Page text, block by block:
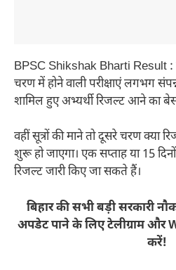
BPSC Shikshak Bharti Result :
चरण में होने वाली परीक्षाएं लगभग
शामिल हुए अभ्यर्थी रिजल्ट आने का
वहीं सूत्रों की माने तो दूसरे चरण
शुरू हो जाएगा। एक सप्ताह या 15
रिजल्ट जारी किए जा सकते हैं।
बिहार की सभी बड़ी सरकारी
अपडेट पाने के लिए टेलीग्राम और
करें!